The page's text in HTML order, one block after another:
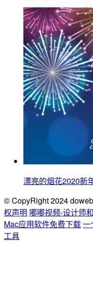
漂亮的烟花2020新
© CopyRight 2024
权声明 嘟嘟视频-设计师
Mac应用软件免费下载一
工具